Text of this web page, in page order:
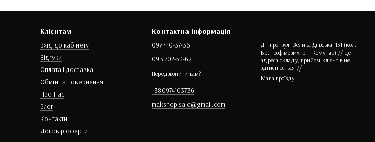
Клієнтам
Вхід до кабінету
Відгуки
Оплата і доставка
Обмін та повернення
Про Нас
Блог
Контакти
Договір оферти
Контактна інформація
097 410-37-36
093 702-53-62
Передзвонити вам?
+380974103736
makshop.sale@gmail.com
Дніпро, вул. Велика Діївська, 131 (кол.
Бр. Трофімових, р-н Комунар) // Це
адреса складу, прийом клієнтів не
здійснюється //
Мапа проїзду